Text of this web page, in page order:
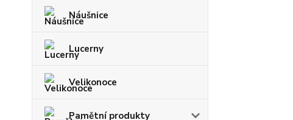
Náušnice
Lucerny
Velikonoce
Pamětní produkty